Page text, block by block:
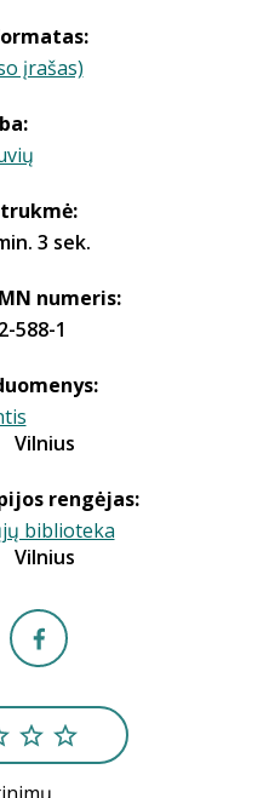
įrašas)
3 sek.
numeris:
588-1
Vilnius
rengėjas:
biblioteka
Vilnius